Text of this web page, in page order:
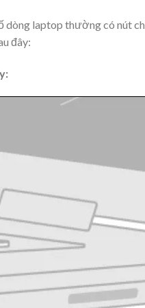
dòng laptop thường có nút
đây: